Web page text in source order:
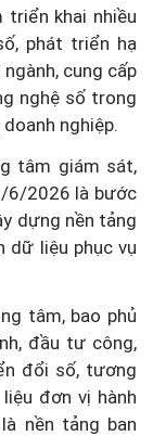
triển khai nhiều
phát triển hạ
cung cấp
nghệ số trong
nghiệp.
tâm giám sát,
6/2026 là bước
dựng nền tảng
dữ liệu phục vụ
tâm, bao phủ
đầu tư công,
đổi số, tương
đơn vị hành
nền tảng ban